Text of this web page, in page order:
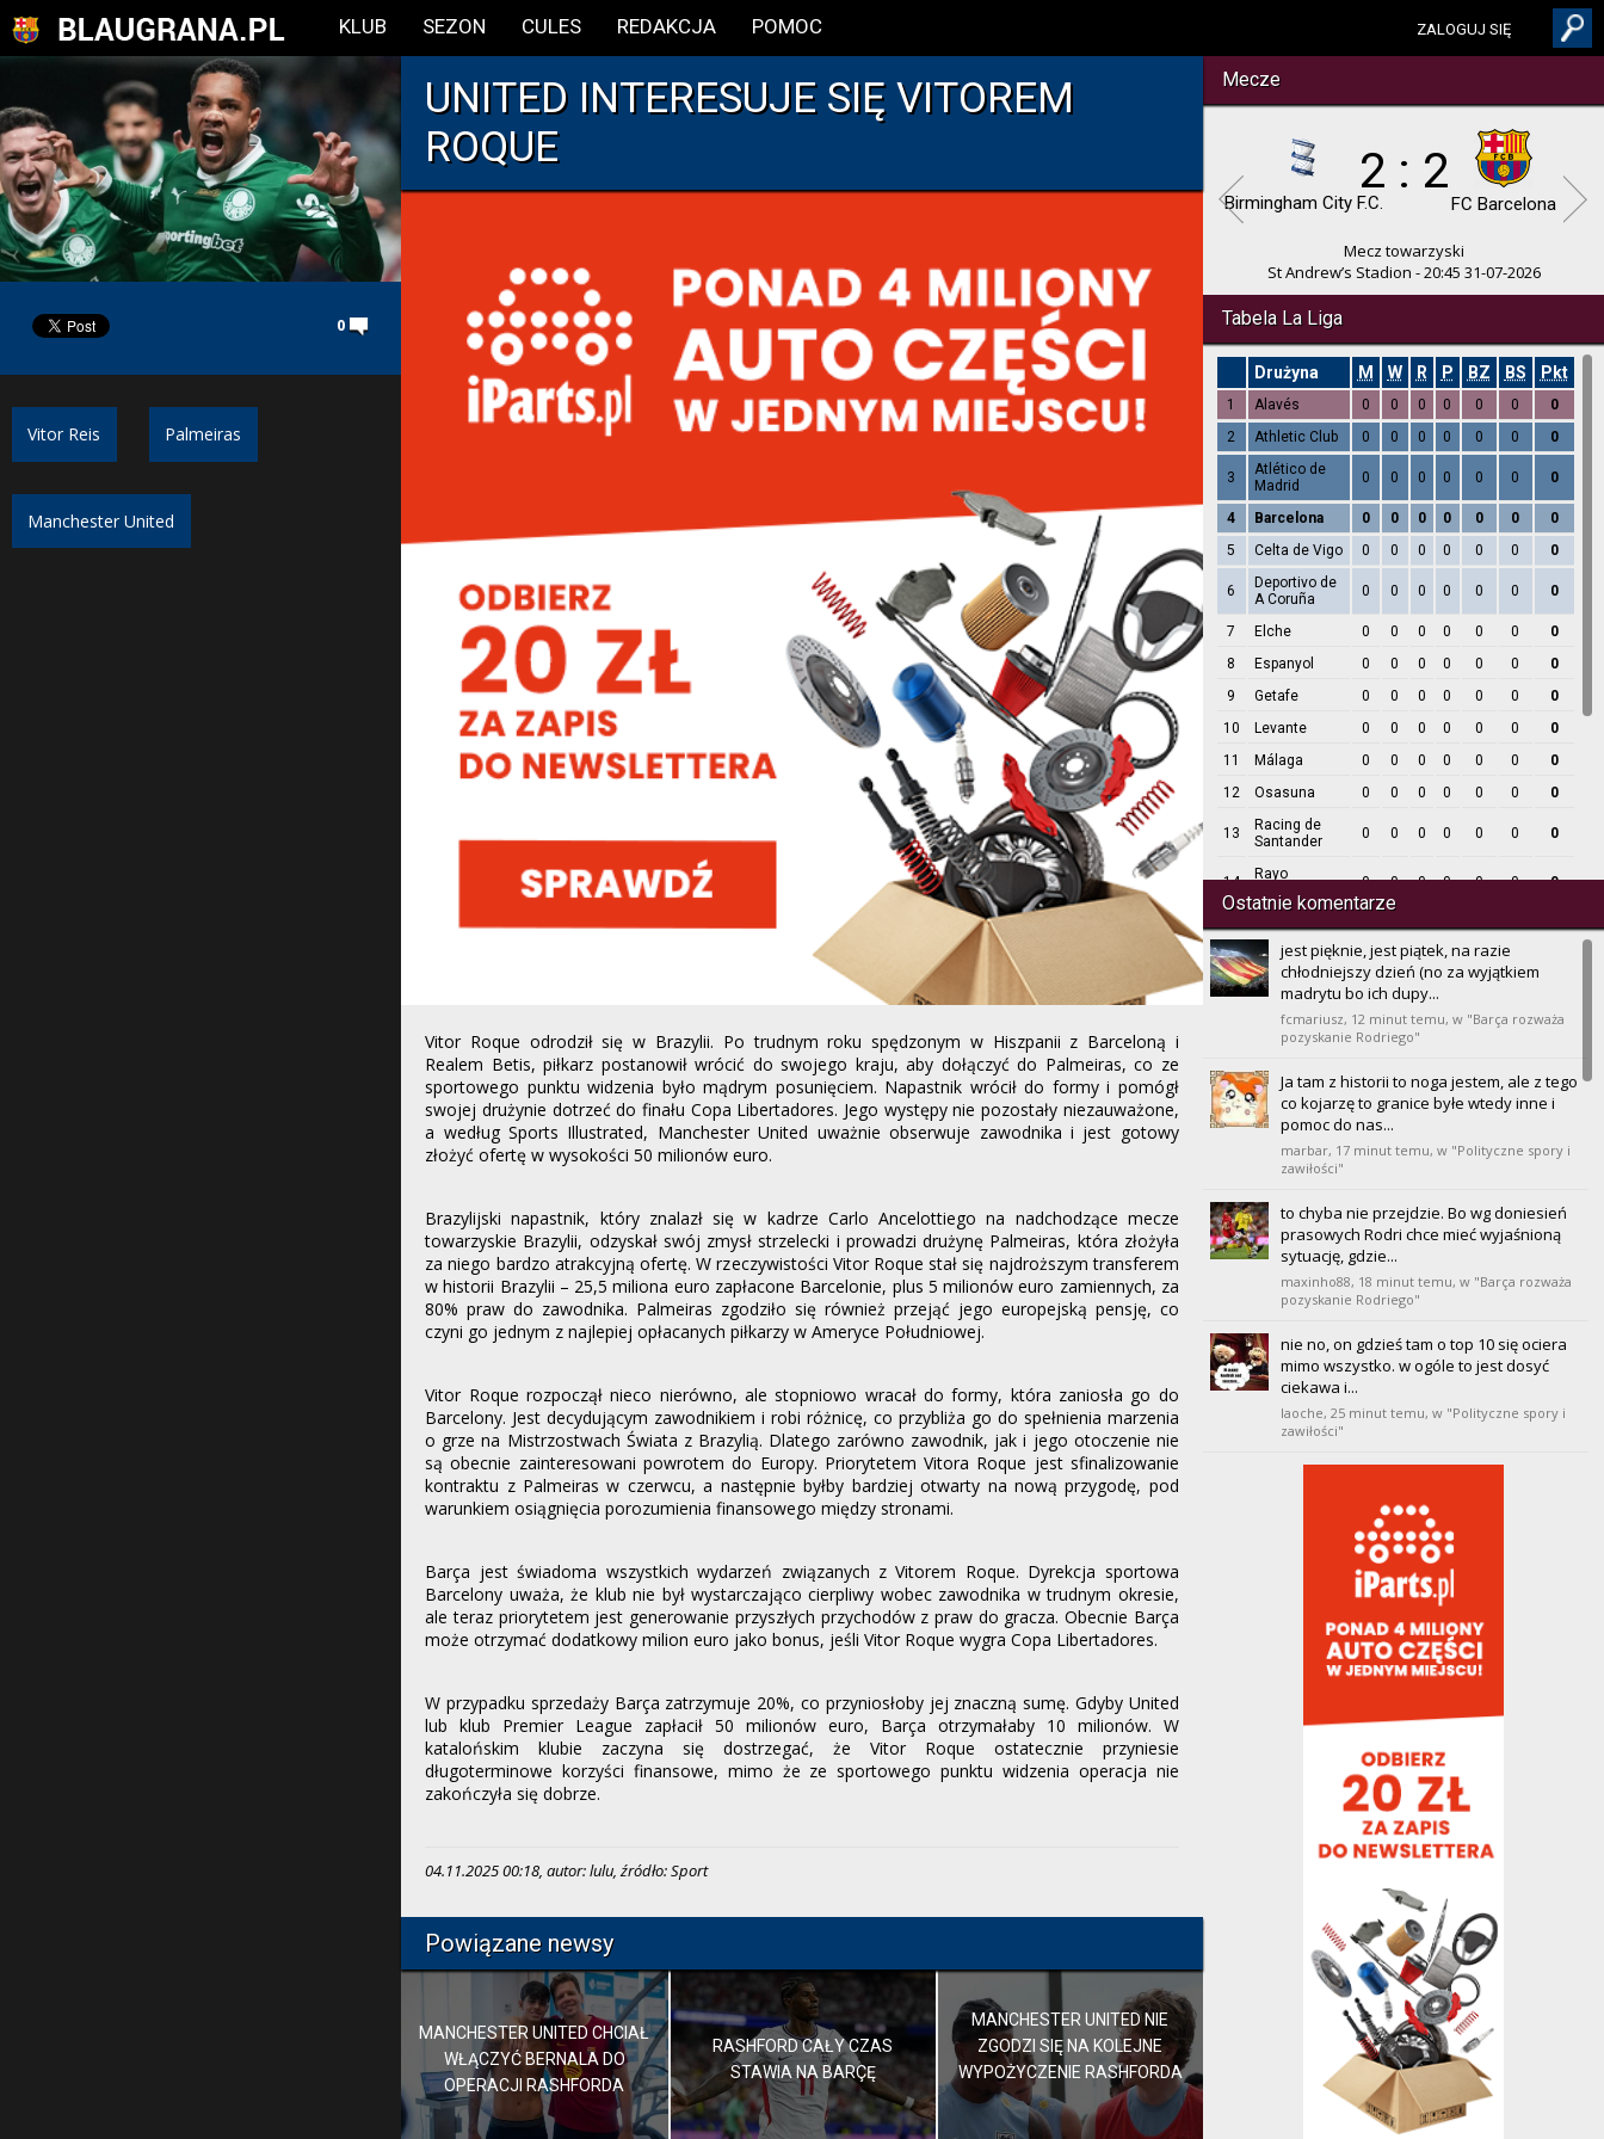
KLUB SEZON CULES REDAKCJA POMOC ZALOGUJ SIĘ
0
Vitor Reis Palmeiras
Manchester United
UNITED INTERESUJE SIĘ VITOREM
ROQUE
Vitor Roque odrodził się w Brazylii. Po trudnym roku spędzonym w Hiszpanii z Barceloną i
Realem Betis, piłkarz postanowił wrócić do swojego kraju, aby dołączyć do Palmeiras, co ze
sportowego punktu widzenia było mądrym posunięciem. Napastnik wrócił do formy i pomógł
swojej drużynie dotrzeć do finału Copa Libertadores. Jego występy nie pozostały niezauważone,
a według Sports Illustrated, Manchester United uważnie obserwuje zawodnika i jest gotowy
złożyć ofertę w wysokości 50 milionów euro.
Brazylijski napastnik, który znalazł się w kadrze Carlo Ancelottiego na nadchodzące mecze
towarzyskie Brazylii, odzyskał swój zmysł strzelecki i prowadzi drużynę Palmeiras, która złożyła
za niego bardzo atrakcyjną ofertę. W rzeczywistości Vitor Roque stał się najdroższym transferem
w historii Brazylii – 25,5 miliona euro zapłacone Barcelonie, plus 5 milionów euro zamiennych, za
80% praw do zawodnika. Palmeiras zgodziło się również przejąć jego europejską pensję, co
czyni go jednym z najlepiej opłacanych piłkarzy w Ameryce Południowej.
Vitor Roque rozpoczął nieco nierówno, ale stopniowo wracał do formy, która zaniosła go do
Barcelony. Jest decydującym zawodnikiem i robi różnicę, co przybliża go do spełnienia marzenia
o grze na Mistrzostwach Świata z Brazylią. Dlatego zarówno zawodnik, jak i jego otoczenie nie
są obecnie zainteresowani powrotem do Europy. Priorytetem Vitora Roque jest sfinalizowanie
kontraktu z Palmeiras w czerwcu, a następnie byłby bardziej otwarty na nową przygodę, pod
warunkiem osiągnięcia porozumienia finansowego między stronami.
Barça jest świadoma wszystkich wydarzeń związanych z Vitorem Roque. Dyrekcja sportowa
Barcelony uważa, że klub ​​nie był wystarczająco cierpliwy wobec zawodnika w trudnym okresie,
ale teraz priorytetem jest generowanie przyszłych przychodów z praw do gracza. Obecnie Barça
może otrzymać dodatkowy milion euro jako bonus, jeśli Vitor Roque wygra Copa Libertadores.
W przypadku sprzedaży Barça zatrzymuje 20%, co przyniosłoby jej znaczną sumę. Gdyby United
lub klub Premier League zapłacił 50 milionów euro, Barça otrzymałaby 10 milionów. W
katalońskim klubie zaczyna się dostrzegać, że Vitor Roque ostatecznie przyniesie
długoterminowe korzyści finansowe, mimo że ze sportowego punktu widzenia operacja nie
zakończyła się dobrze.
04.11.2025 00:18, autor: lulu, źródło: Sport
Powiązane newsy
MANCHESTER UNITED CHCIAŁ
WŁĄCZYĆ BERNALA DO
OPERACJI RASHFORDA
RASHFORD CAŁY CZAS
STAWIA NA BARÇĘ
MANCHESTER UNITED NIE
ZGODZI SIĘ NA KOLEJNE
WYPOŻYCZENIE RASHFORDA
Mecze
Birmingham City F.C. FC Barcelona
2 : 2
Mecz towarzyski
St Andrew’s Stadion - 20:45 31-07-2026
Tabela La Liga
Drużyna M W R P BZ BS Pkt
1 Alavés 0 0 0 0 0 0
0
2
Athletic Club 0 0 0 0 0 0 0
3
Atlético de
Madrid
0 0 0 0 0 0 0
4 Barcelona 0 0 0 0 0 0
0
5
Celta de Vigo 0 0 0 0 0 0 0
6
Deportivo de
A Coruña
0 0 0 0 0 0 0
7 Elche 0 0 0 0 0 0
0
8
Espanyol 0 0 0 0 0 0
0
9
Getafe 0 0 0 0 0 0
0
10
Levante 0 0 0 0 0 0
0
11
Málaga 0 0 0 0 0 0
0
12
Osasuna 0 0 0 0 0 0 0
13
Racing de
Santander
0 0 0 0 0 0 0
14
Rayo
0 0 0 0 0 0 0
16
Real Madrid 0 0 0 0 0
17
Real
Sociedad
0 0 0
Sevilla 0 0 0
19
Valencia
20
Villarreal 0 0 0 0 0 0 0
Ostatnie komentarze
jest pięknie, jest piątek, na razie
chłodniejszy dzień (no za wyjątkiem
madrytu bo ich dupy...
fcmariusz, 12 minut temu, w "Barça rozważa
pozyskanie Rodriego"
Ja tam z historii to noga jestem, ale z tego
co kojarzę to granice byłe wtedy inne i
pomoc do nas...
marbar, 17 minut temu, w "Polityczne spory i
zawiłości"
to chyba nie przejdzie. Bo wg doniesień
prasowych Rodri chce mieć wyjaśnioną
sytuację, gdzie...
maxinho88, 18 minut temu, w "Barça rozważa
pozyskanie Rodriego"
nie no, on gdzieś tam o top 10 się ociera
mimo wszystko. w ogóle to jest dosyć
ciekawa i...
laoche, 25 minut temu, w "Polityczne spory i
zawiłości"
26 minut temu
, w "Barça rozważa
pozyskanie Rodriego"
Ja oglądałem. Mówił o nim tak pięknie
jakby co najmniej chciał wejść z nim w
związek...
37 minut temu, w "Polityczne spory i
zawiłości"
Opowiedz więcej, bo poruszasz ciekawy
42 minuty temu, w "Barça rozważa
pozyskanie Rodriego"
Jeśli chodzi o Rodriego to imho po
owocach ich poznacie. Kolejny odrzut z
42 minuty temu, w "Barça rozważa
pozyskanie Rodriego"
Bylem tam trzy razy, totalnie rozumiem
czemu raz na dekade sa na skraju
bankructwa… Tam...
43 minuty temu, w "Barça rozważa
pozyskanie Rodriego"
wiele jestem w stanie zrozumieć w tym
wątku, ale faktu, że ruska onuca pisze tu
te swoje brednie...